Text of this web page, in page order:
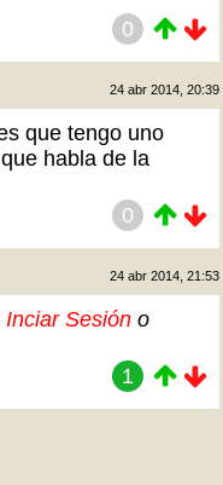
0
24 abr 2014, 20:39
que tengo uno
habla de la
0
24 abr 2014, 21:53
Inciar Sesión o
1